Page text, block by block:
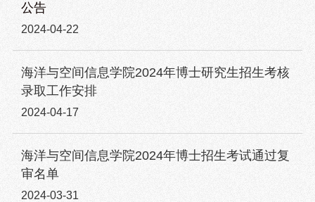
公告
2024-04-22
海洋与空间信息学院2024年博士研究生招生考核
录取工作安排
2024-04-17
海洋与空间信息学院2024年博士招生考试通过复
审名单
2024-03-31